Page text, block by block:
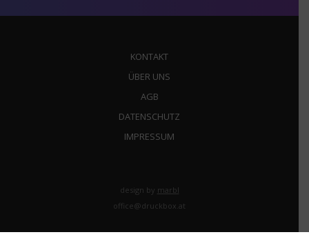
KONTAKT
ÜBER UNS
AGB
DATENSCHUTZ
IMPRESSUM
design by marbl
office@druckbox.at